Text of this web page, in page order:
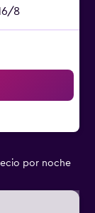
8
por noche